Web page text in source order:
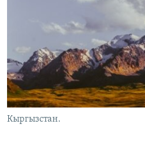
ЫҢГАЙСЫЗ СУРООЛОР
ЭЕ/АРнун бардык сайттары
Кыргызстан.